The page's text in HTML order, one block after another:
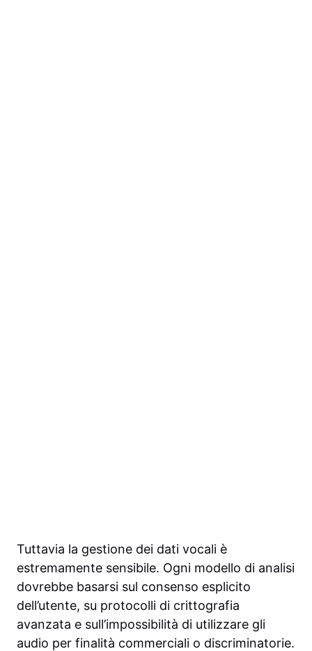
Tuttavia la gestione dei dati vocali è
estremamente sensibile. Ogni modello di analisi
dovrebbe basarsi sul consenso esplicito
dell’utente, su protocolli di crittografia
avanzata e sull’impossibilità di utilizzare gli
audio per finalità commerciali o discriminatorie.